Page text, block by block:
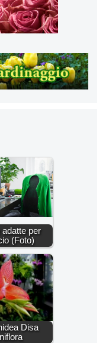
adatte per
(Foto)
Disa